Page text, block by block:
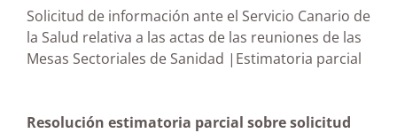
Solicitud de información ante el Servicio Canario de
la Salud relativa a las actas de las reuniones de las
Mesas Sectoriales de Sanidad |Estimatoria parcial
Resolución estimatoria parcial sobre solicitud